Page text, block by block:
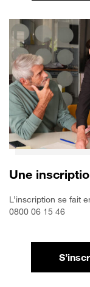
Une
L’inscription se fait
0800 06 15 46